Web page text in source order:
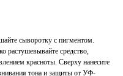
сыворотку с пигментом.
растушевывайте средство,
красноты. Сверху нанесите
тона и защиты от УФ-